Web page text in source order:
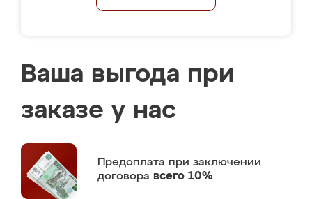
Ваша выгода при
заказе у нас
Предоплата при заключении
договора всего 10%